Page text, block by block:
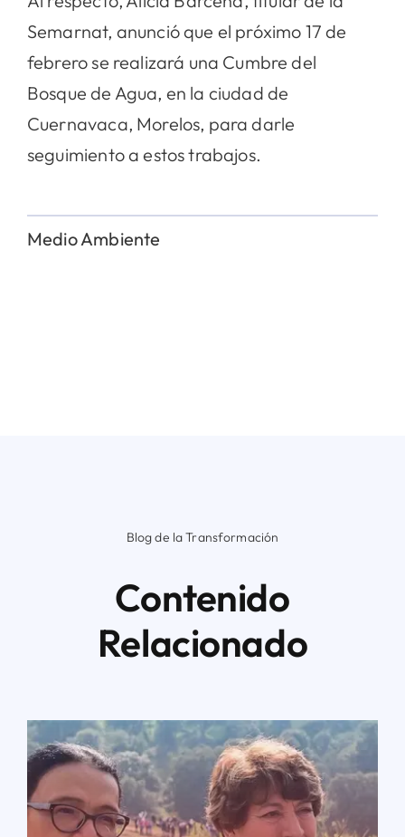
Semarnat, anunció que el próximo 17 de
febrero se realizará una Cumbre del
Bosque de Agua, en la ciudad de
Cuernavaca, Morelos, para darle
seguimiento a estos trabajos.
Medio Ambiente
Blog de la Transformación
Contenido
Relacionado